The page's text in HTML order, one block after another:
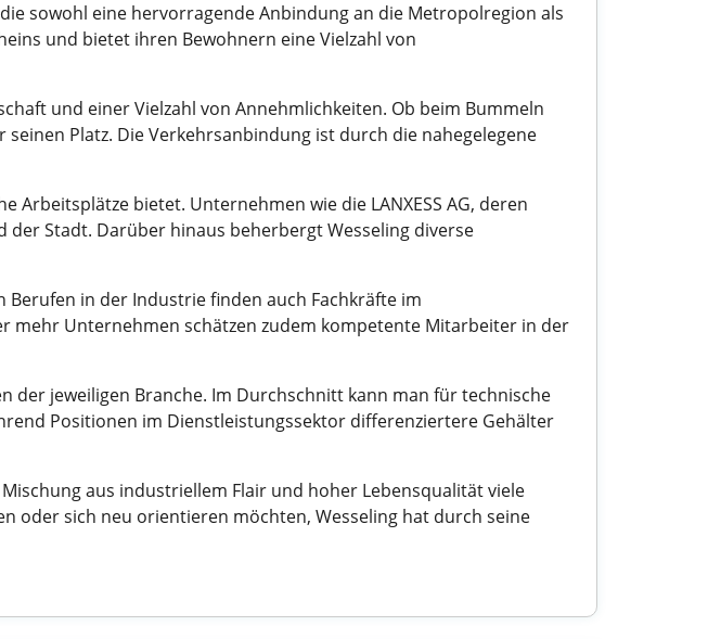
sowohl eine hervorragende Anbindung an die Metropolregion als
und bietet ihren Bewohnern eine Vielzahl von
und einer Vielzahl von Annehmlichkeiten. Ob beim Bummeln
Platz. Die Verkehrsanbindung ist durch die nahegelegene
bietet. Unternehmen wie die LANXESS AG, deren
Stadt. Darüber hinaus beherbergt Wesseling diverse
in der Industrie finden auch Fachkräfte im
mehr Unternehmen schätzen zudem kompetente Mitarbeiter in der
der jeweiligen Branche. Im Durchschnitt kann man für technische
Positionen im Dienstleistungssektor differenziertere Gehälter
aus industriellem Flair und hoher Lebensqualität viele
oder sich neu orientieren möchten, Wesseling hat durch seine